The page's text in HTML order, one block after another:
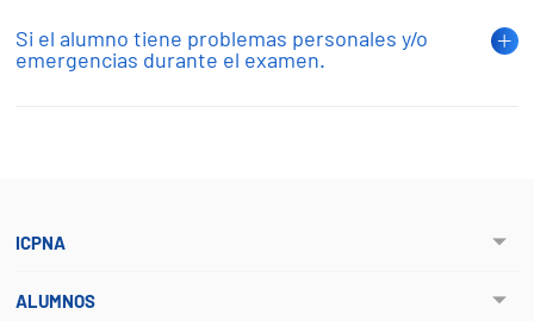
Si el alumno tiene problemas personales y/o
emergencias durante el examen.
ICPNA
ALUMNOS